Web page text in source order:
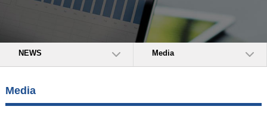
NEWS Media
Media